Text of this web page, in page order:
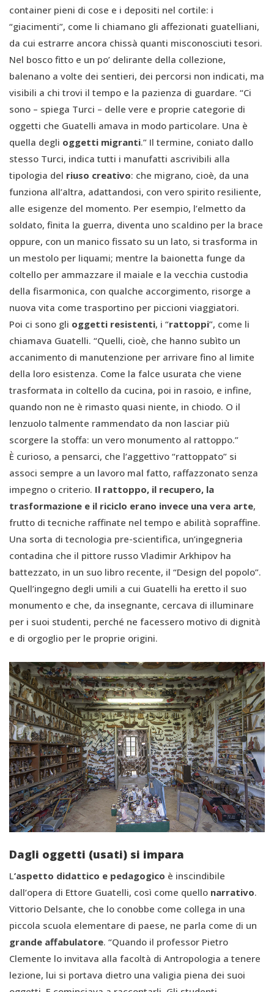
container pieni di cose e i depositi nel cortile: i
“giacimenti”, come li chiamano gli affezionati guatelliani,
da cui estrarre ancora chissà quanti misconosciuti tesori.
Nel bosco fitto e un po’ delirante della collezione,
balenano a volte dei sentieri, dei percorsi non indicati, ma
visibili a chi trovi il tempo e la pazienza di guardare. “Ci
sono – spiega Turci – delle vere e proprie categorie di
oggetti che Guatelli amava in modo particolare. Una è
quella degli oggetti migranti.” Il termine, coniato dallo
stesso Turci, indica tutti i manufatti ascrivibili alla
tipologia del riuso creativo: che migrano, cioè, da una
funziona all’altra, adattandosi, con vero spirito resiliente,
alle esigenze del momento. Per esempio, l’elmetto da
soldato, finita la guerra, diventa uno scaldino per la brace
oppure, con un manico fissato su un lato, si trasforma in
un mestolo per liquami; mentre la baionetta funge da
coltello per ammazzare il maiale e la vecchia custodia
della fisarmonica, con qualche accorgimento, risorge a
nuova vita come trasportino per piccioni viaggiatori.
Poi ci sono gli oggetti resistenti, i “rattoppi”, come li
chiamava Guatelli. “Quelli, cioè, che hanno subìto un
accanimento di manutenzione per arrivare fino al limite
della loro esistenza. Come la falce usurata che viene
trasformata in coltello da cucina, poi in rasoio, e infine,
quando non ne è rimasto quasi niente, in chiodo. O il
lenzuolo talmente rammendato da non lasciar più
scorgere la stoffa: un vero monumento al rattoppo.”
È curioso, a pensarci, che l’aggettivo “rattoppato” si
associ sempre a un lavoro mal fatto, raffazzonato senza
impegno o criterio. Il rattoppo, il recupero, la
trasformazione e il riciclo erano invece una vera arte,
frutto di tecniche raffinate nel tempo e abilità sopraffine.
Una sorta di tecnologia pre-scientifica, un’ingegneria
contadina che il pittore russo Vladimir Arkhipov ha
battezzato, in un suo libro recente, il “Design del popolo”.
Quell’ingegno degli umili a cui Guatelli ha eretto il suo
monumento e che, da insegnante, cercava di illuminare
per i suoi studenti, perché ne facessero motivo di dignità
e di orgoglio per le proprie origini.
Dagli oggetti (usati) si impara
L’aspetto didattico e pedagogico è inscindibile
dall’opera di Ettore Guatelli, così come quello narrativo.
Vittorio Delsante, che lo conobbe come collega in una
piccola scuola elementare di paese, ne parla come di un
grande affabulatore. “Quando il professor Pietro
Clemente lo invitava alla facoltà di Antropologia a tenere
lezione, lui si portava dietro una valigia piena dei suoi